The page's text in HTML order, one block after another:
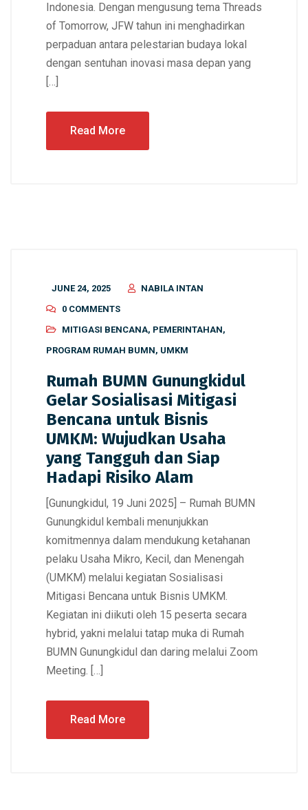
Indonesia. Dengan mengusung tema Threads
of Tomorrow, JFW tahun ini menghadirkan
perpaduan antara pelestarian budaya lokal
dengan sentuhan inovasi masa depan yang
[…]
Read More
JUNE 24, 2025
NABILA INTAN
0 COMMENTS
MITIGASI BENCANA, PEMERINTAHAN,
PROGRAM RUMAH BUMN, UMKM
Rumah BUMN Gunungkidul
Gelar Sosialisasi Mitigasi
Bencana untuk Bisnis
UMKM: Wujudkan Usaha
yang Tangguh dan Siap
Hadapi Risiko Alam
[Gunungkidul, 19 Juni 2025] – Rumah BUMN
Gunungkidul kembali menunjukkan
komitmennya dalam mendukung ketahanan
pelaku Usaha Mikro, Kecil, dan Menengah
(UMKM) melalui kegiatan Sosialisasi
Mitigasi Bencana untuk Bisnis UMKM.
Kegiatan ini diikuti oleh 15 peserta secara
hybrid, yakni melalui tatap muka di Rumah
BUMN Gunungkidul dan daring melalui Zoom
Meeting. […]
Read More